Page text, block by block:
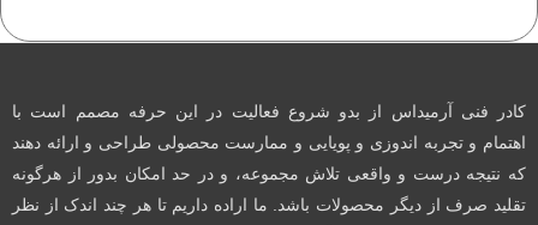
کادر فنی آرمیداس از بدو شروع فعالیت در این حرفه مصمم است با
اهتمام و تجربه اندوزی و پویایی و ممارست محصولی طراحی و ارائه دهند
که نتیجه درست و واقعی تلاش مجموعه، و در حد امکان بدور از هرگونه
تقلید صرف از دیگر محصولات باشد. ما اراده داریم تا هر چند اندک از نظر